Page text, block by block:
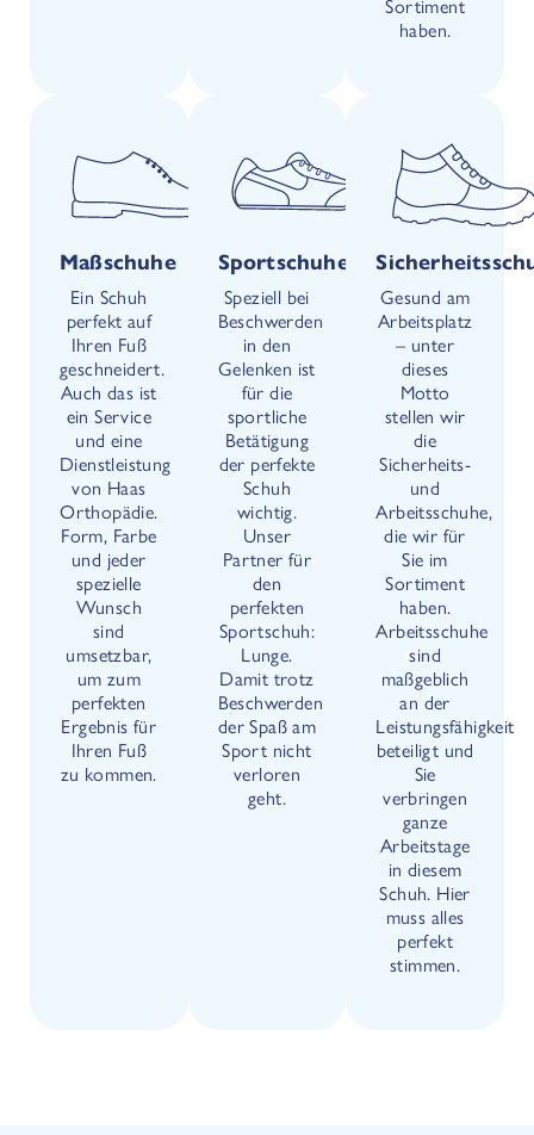
haben.
Maßschuhe
Ein Schuh
perfekt auf
Ihren Fuß
geschneidert.
Auch das ist
ein Service
und eine
Dienstleistung
von Haas
Orthopädie.
Form, Farbe
und jeder
spezielle
Wunsch
sind
umsetzbar,
um zum
perfekten
Ergebnis für
Ihren Fuß
zu kommen.
Sportschuhe
Speziell bei
Beschwerden
in den
Gelenken ist
für die
sportliche
Betätigung
der perfekte
Schuh
wichtig.
Unser
Partner für
den
perfekten
Sportschuh:
Lunge.
Damit trotz
Beschwerden
der Spaß am
Sport nicht
verloren
geht.
Gesund am
Arbeitsplatz
– unter
dieses
Motto
stellen wir
die
Sicherheits-
und
Arbeitsschuhe,
die wir für
Sie im
Sortiment
haben.
Arbeitsschuhe
sind
maßgeblich
an der
Leistungsfähigkeit
beteiligt und
Sie
verbringen
ganze
Arbeitstage
in diesem
Schuh. Hier
muss alles
perfekt
stimmen.